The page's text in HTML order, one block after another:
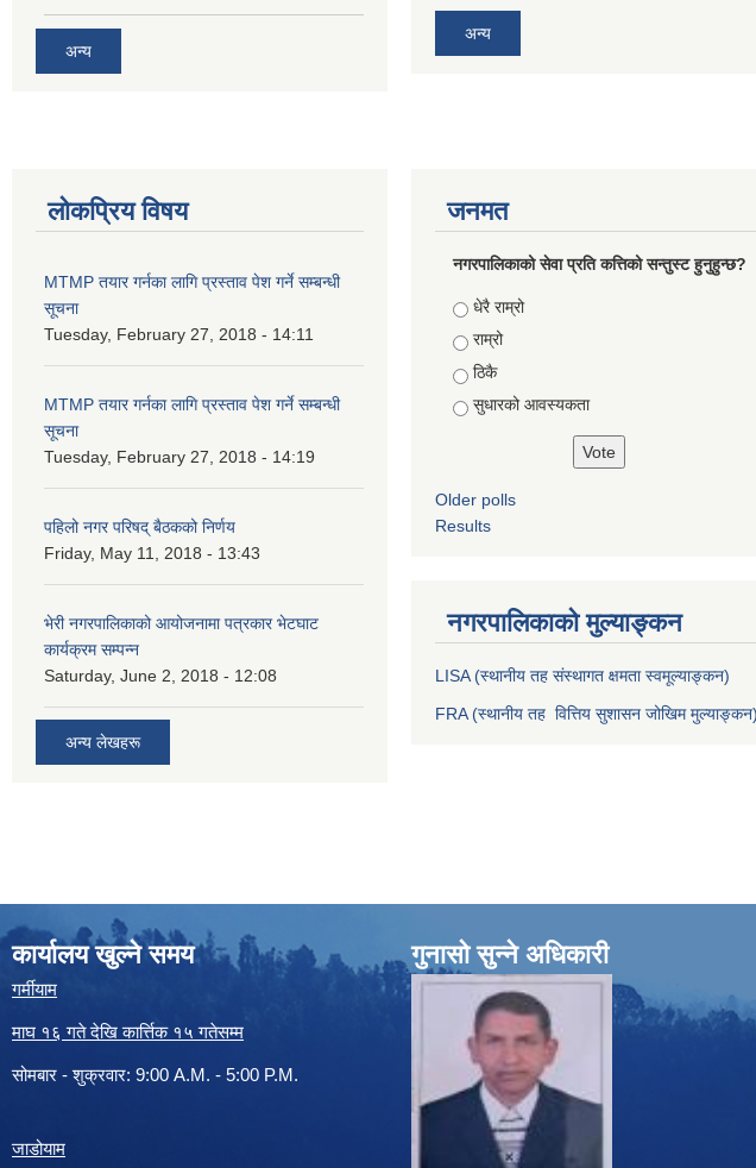
अन्य
अन्य
लोकप्रिय विषय
MTMP तयार गर्नका लागि प्रस्ताव पेश गर्ने सम्बन्धी
सूचना
Tuesday, February 27, 2018 - 14:11
MTMP तयार गर्नका लागि प्रस्ताव पेश गर्ने सम्बन्धी
सूचना
Tuesday, February 27, 2018 - 14:19
पहिलो नगर परिषद् बैठकको निर्णय
Friday, May 11, 2018 - 13:43
भेरी नगरपालिकाको आयोजनामा पत्रकार भेटघाट
कार्यक्रम सम्पन्न
Saturday, June 2, 2018 - 12:08
अन्य लेखहरू
जनमत
नगरपालिकाको सेवा प्रति कत्तिको सन्तुस्ट हुनुहुन्छ?
Choices
धेरै राम्रो
राम्रो
ठिकै
सुधारको आवस्यकता
Older polls
Results
नगरपालिकाको मुल्याङ्कन
LISA (स्थानीय तह संस्थागत क्षमता स्वमूल्याङ्कन)
FRA (स्थानीय तह वित्तिय सुशासन जोखिम मुल्याङ्कन)
कार्यालय खुल्ने समय
गर्मीयाम
माघ १६ गते देखि कार्त्तिक १५ गतेसम्म
सोमबार - शुक्रवार: 9:00 A.M. - 5:00 P.M.
जाडोयाम
गुनासो सुन्ने अधिकारी